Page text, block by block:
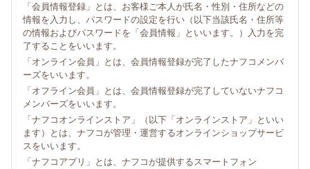
「会員情報登録」とは、お客様ご本人が氏名・性別・住所などの
情報を入力し、パスワードの設定を行い（以下当該氏名・住所等
の情報およびパスワードを「会員情報」といいます。）入力を完
了することをいいます。
「オンライン会員」とは、会員情報登録が完了したナフコメンバ
ーズをいいます。
「オフライン会員」とは、会員情報登録が完了していないナフコ
メンバーズをいいます。
「ナフコオンラインストア」（以下「オンラインストア」といい
ます）とは、ナフコが管理・運営するオンラインショップサービ
スをいいます。
「ナフコアプリ」とは、ナフコが提供するスマートフォン